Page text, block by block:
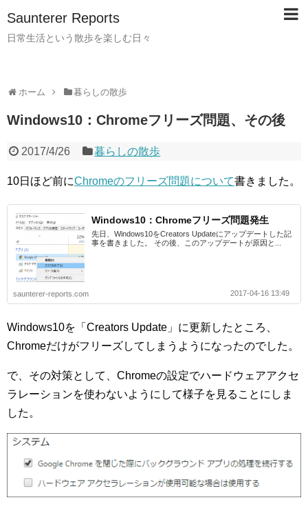
Saunterer Reports
日常生活という散歩を楽しむ日々
ホーム 暮らしの散歩
Windows10：Chromeフリーズ問題、その後
2017/4/26 暮らしの散歩
10日ほど前にChromeのフリーズ問題について書きました。
Windows10：Chromeフリーズ問題発生
先日、Windows10をCreators Updateにアップデートした記
事を書きました。 その後、このアップデートが原因と...
saunterer-reports.com 2017-04-16 13:49
Windows10を「Creators Update」に更新したところ、
Chromeだけがフリーズしてしまうようになったのでした。
で、その対策として、Chromeの設定でハードウェアアクセ
ラレーションを使わないようにして様子を見ることにしま
した。